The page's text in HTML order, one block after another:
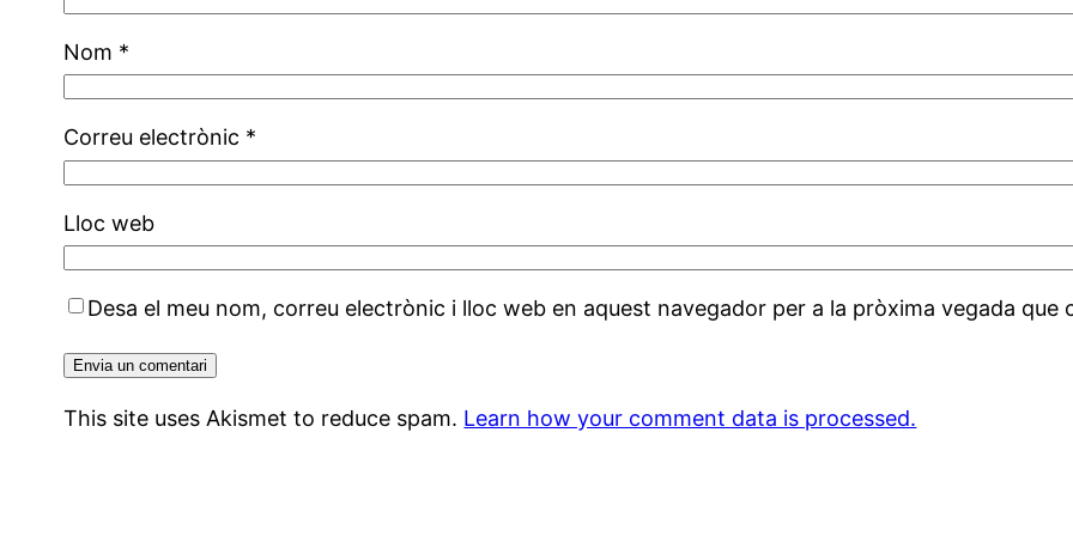
Nom *
Correu electrònic *
Lloc web
Desa el meu nom, correu electrònic i lloc web en aquest navegador per a la pròxima vegada que
This site uses Akismet to reduce spam. Learn how your comment data is processed.